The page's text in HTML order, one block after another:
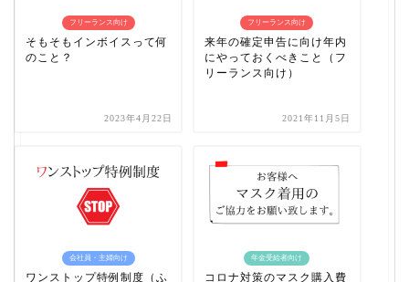
フリーランス向け
そもそもインボイスって何
のこと？
2023年4月22日
フリーランス向け
来年の確定申告に向け年内
にやっておくべきこと（フ
リーランス向け）
2021年11月5日
会社員・主婦向け
ワンストップ特例制度（ふ
年金受給者向け
コロナ対策のマスク購入費